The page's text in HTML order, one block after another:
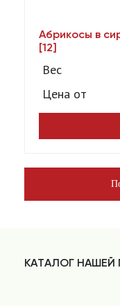
Абрикосы в
[12]
Вес
Цена от
КАТАЛОГ НАШЕЙ